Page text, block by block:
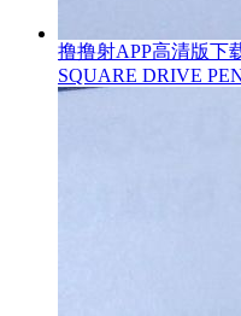
撸撸射APP高清版下
SQUARE DRIVE